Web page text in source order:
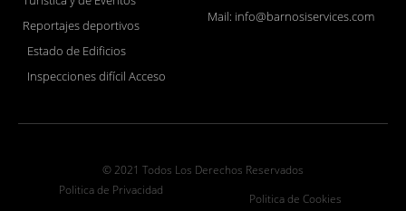
Reportajes deportivos
Estado de Edificios
Inspecciones difícil Acceso
Mail: info@barnosiservices.com
© 2021 Todos Los Derechos Reservados
Politica de Privacidad
Politica de Cookies